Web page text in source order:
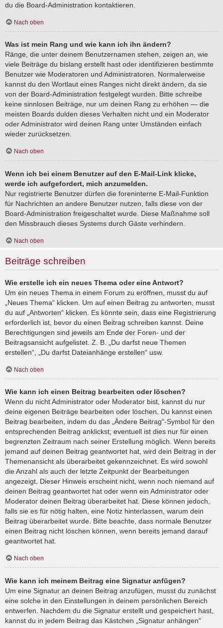
du die Board-Administration kontaktieren.
Nach oben
Was ist mein Rang und wie kann ich ihn ändern?
Ränge, die unter deinem Benutzernamen stehen, zeigen an, wie
viele Beiträge du bislang erstellt hast oder identifizieren bestimmte
Benutzer wie Moderatoren und Administratoren. Normalerweise
kannst du den Wortlaut eines Ranges nicht direkt ändern, da sie
von der Board-Administration festgelegt wurden. Bitte schreibe
keine sinnlosen Beiträge, nur um deinen Rang zu erhöhen — die
meisten Boards dulden dieses Verhalten nicht und ein Moderator
oder Administrator wird deinen Rang unter Umständen einfach
wieder zurücksetzen.
Nach oben
Wenn ich bei einem Benutzer auf den E-Mail-Link klicke,
werde ich aufgefordert, mich anzumelden.
Nur registrierte Benutzer dürfen die foreninterne E-Mail-Funktion
für Nachrichten an andere Benutzer nutzen, falls diese von der
Board-Administration freigeschaltet wurde. Diese Maßnahme soll
den Missbrauch dieses Systems durch Gäste verhindern.
Nach oben
Beiträge schreiben
Wie erstelle ich ein neues Thema oder eine Antwort?
Um ein neues Thema in einem Forum zu eröffnen, musst du auf
„Neues Thema“ klicken. Um auf einen Beitrag zu antworten, musst
du auf „Antworten“ klicken. Es könnte sein, dass eine Registrierung
erforderlich ist, bevor du einen Beitrag schreiben kannst. Deine
Berechtigungen sind jeweils am Ende der Foren- und der
Beitragsansicht aufgelistet. Z. B. „Du darfst neue Themen
erstellen“, „Du darfst Dateianhänge erstellen“ usw.
Nach oben
Wie kann ich einen Beitrag bearbeiten oder löschen?
Wenn du nicht Administrator oder Moderator bist, kannst du nur
deine eigenen Beiträge bearbeiten oder löschen. Du kannst einen
Beitrag bearbeiten, indem du das „Ändere Beitrag“-Symbol für den
entsprechenden Beitrag anklickst; eventuell ist dies nur für einen
begrenzten Zeitraum nach seiner Erstellung möglich. Wenn bereits
jemand auf deinen Beitrag geantwortet hat, wird dein Beitrag in der
Themenansicht als überarbeitet gekennzeichnet. Es wird sowohl
die Anzahl als auch der letzte Zeitpunkt der Bearbeitungen
angezeigt. Dieser Hinweis erscheint nicht, wenn noch niemand auf
deinen Beitrag geantwortet hat oder wenn ein Administrator oder
Moderator deinen Beitrag überarbeitet hat. Diese können jedoch,
falls sie es für nötig halten, eine Notiz hinterlassen, warum dein
Beitrag überarbeitet wurde. Bitte beachte, dass normale Benutzer
einen Beitrag nicht löschen können, wenn bereits jemand darauf
geantwortet hat.
Nach oben
Wie kann ich meinem Beitrag eine Signatur anfügen?
Um eine Signatur an deinen Beitrag anzufügen, musst du zunächst
eine solche in den Einstellungen in deinem persönlichen Bereich
entwerfen. Nachdem du die Signatur erstellt und gespeichert hast,
kannst du in jedem Beitrag das Kästchen „Signatur anhängen“